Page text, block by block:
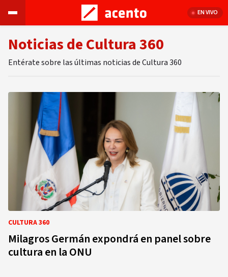
EN VIVO
Noticias de Cultura 360
Entérate sobre las últimas noticias de Cultura 360
CULTURA 360
Milagros Germán expondrá en panel sobre
cultura en la ONU